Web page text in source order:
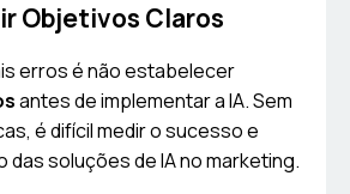
Objetivos Claros
erros é não estabelecer
antes de implementar a IA. Sem
é difícil medir o sucesso e
das soluções de IA no marketing.